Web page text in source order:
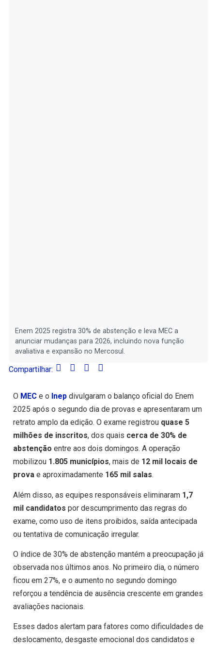
Enem 2025 registra 30% de abstenção e leva MEC a
anunciar mudanças para 2026, incluindo nova função
avaliativa e expansão no Mercosul.
Compartilhar:
O MECe o Inepdivulgaram o balanço oficial do Enem
2025 após o segundo dia de provas e apresentaram um
retrato amplo da edição. O exame registrou quase 5
milhões de inscritos, dos quais cerca de 30% de
abstenção entre aos dois domingos. A operação
mobilizou 1.805 municípios, mais de 12 mil locais de
provae aproximadamente 165 mil salas.
Além disso, as equipes responsáveis eliminaram 1,7
mil candidatos por descumprimento das regras do
exame, como uso de itens proibidos, saída antecipada
ou tentativa de comunicação irregular.
O índice de 30% de abstenção mantém a preocupação já
observada nos últimos anos. No primeiro dia, o número
ficou em 27%, e o aumento no segundo domingo
reforçou a tendência de ausência crescente em grandes
avaliações nacionais.
Esses dados alertam para fatores como dificuldades de
deslocamento, desgaste emocional dos candidatos e